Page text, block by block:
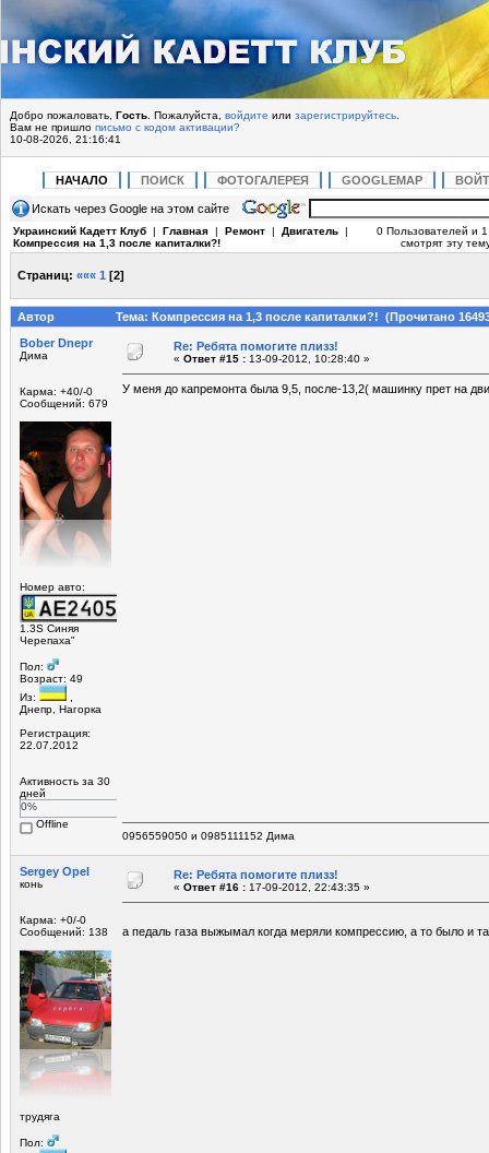
Добро пожаловать, Гость . Пожалуйста, войдите или зарегистрируйтесь
Вам не пришло письмо с кодом активации?
10-08-2026, 21:16:41
НАЧАЛО ПОИСК ФОТОГАЛЕРЕЯ GOOGLEMAP
Искать через Google на этом сайте
Украинский Кадетт Клуб | Главная | Ремонт | Двигатель |
Компрессия на 1,3 после капиталки?!
0 Пользователей и 1
смотрят эту
Страниц: ««« 1 [2]
Автор
Тема: Компрессия на 1,3 после капиталки?! (Прочитано
Bober Dnepr
Дима
Карма: +40/-0
Сообщений: 679
Номер авто:
1.3S Синяя
Черепаха"
Пол:
Возраст: 49
Из:
,
Днепр, Нагорка
Регистрация:
22.07.2012
Активность за 30
дней
0%
Offline
Re: Ребята помогите плизз!
« Ответ #15 : 13-09-2012, 10:28:40 »
У меня до капремонта была 9,5, после-13,2( машинку прет на
0956559050 и 0985111152 Дима
Sergey Opel
конь
Карма: +0/-0
Сообщений: 138
трудяга
Пол:
Re: Ребята помогите плизз!
« Ответ #16 : 17-09-2012, 22:43:35 »
а педаль газа выжымал когда меряли компрессию, а то было и